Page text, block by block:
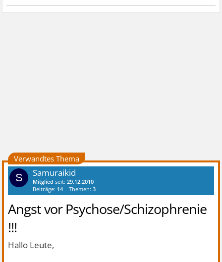
Verwandtes Thema
S Samuraikid
Mitglied seit:29.12.2010
Beiträge: 14 Themen:3
Angst vor Psychose/Schizophrenie
!!!
Hallo Leute,